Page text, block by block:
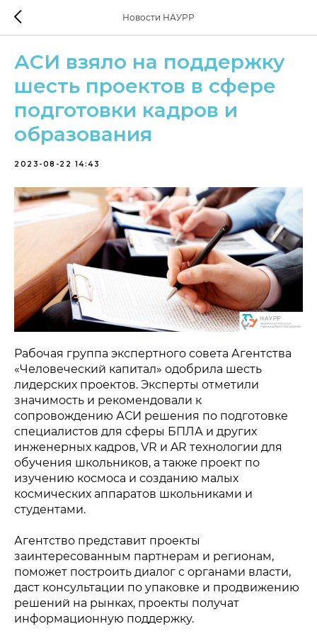
Новости НАУРР
АСИ взяло на поддержку
шесть проектов в сфере
подготовки кадров и
образования
2023-08-22 14:43
Рабочая группа экспертного совета Агентства
«Человеческий капитал» одобрила шесть
лидерских проектов. Эксперты отметили
значимость и рекомендовали к
сопровождению АСИ решения по подготовке
специалистов для сферы БПЛА и других
инженерных кадров, VR и AR технологии для
обучения школьников, а также проект по
изучению космоса и созданию малых
космических аппаратов школьниками и
студентами.
Агентство представит проекты
заинтересованным партнерам и регионам,
поможет построить диалог с органами власти,
даст консультации по упаковке и продвижению
решений на рынках, проекты получат
информационную поддержку.